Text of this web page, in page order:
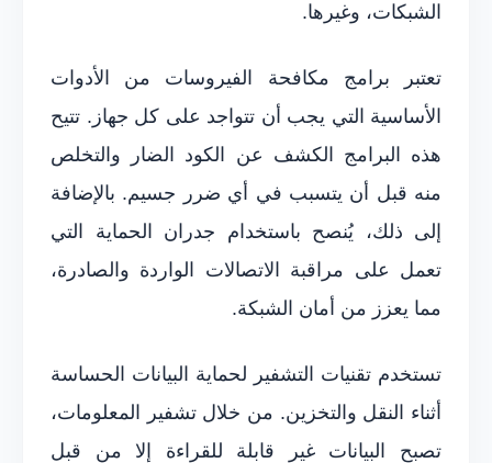
الشبكات، وغيرها.
تعتبر برامج مكافحة الفيروسات من الأدوات
الأساسية التي يجب أن تتواجد على كل جهاز. تتيح
هذه البرامج الكشف عن الكود الضار والتخلص
منه قبل أن يتسبب في أي ضرر جسيم. بالإضافة
إلى ذلك، يُنصح باستخدام جدران الحماية التي
تعمل على مراقبة الاتصالات الواردة والصادرة،
مما يعزز من أمان الشبكة.
تستخدم تقنيات التشفير لحماية البيانات الحساسة
أثناء النقل والتخزين. من خلال تشفير المعلومات،
تصبح البيانات غير قابلة للقراءة إلا من قبل